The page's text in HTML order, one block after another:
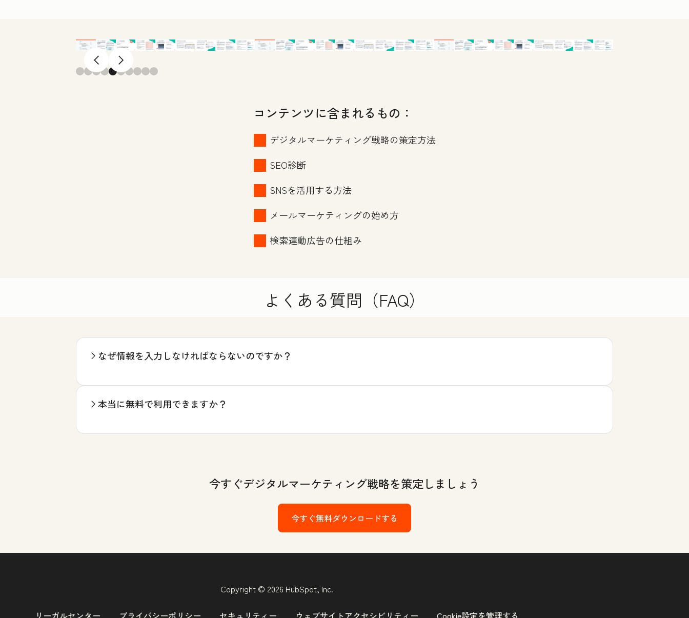
前へ 次へ
コンテンツに含まれるもの：
デジタルマーケティング戦略の策定方法
SEO診断
SNSを活用する方法
メールマーケティングの始め方
検索連動広告の仕組み
よくある質問（FAQ）
なぜ情報を入力しなければならないのですか？
本当に無料で利用できますか？
今すぐデジタルマーケティング戦略を策定しましょう
今すぐ無料ダウンロードする
Copyright © 2026 HubSpot, Inc.
リーガルセンター プライバシーポリシー セキュリティー ウェブサイトアクセシビリティー Cookie設定を管理する